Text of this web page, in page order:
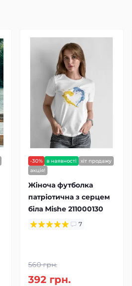
-30% в наявності
хіт продажу
акція!
Жіноча футболка
патріотична з серцем
біла Mishe 211000130
7
560 грн.
392 грн.